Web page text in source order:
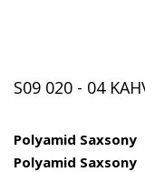
S09 020 - 04
Polyamid
Polyamid